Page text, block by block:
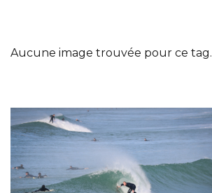
Aucune image trouvée pour ce tag.